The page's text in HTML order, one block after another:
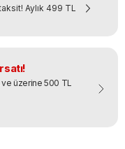
Aylık 499 TL
üzerine 500 TL